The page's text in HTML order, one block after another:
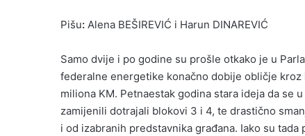
Pišu: Alena BEŠIREVIĆ i Harun DINAREVIĆ
Samo dvije i po godine su prošle otkako je u
federalne energetike konačno dobije obličje
miliona KM. Petnaestak godina stara ideja da se
zamijenili dotrajali blokovi 3 i 4, te drastično
i od izabranih predstavnika građana. Iako su